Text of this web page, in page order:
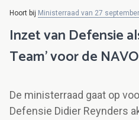
Hoort bij Ministerraad van 27
Inzet van Defensie
Team' voor de
De ministerraad gaat op
Defensie Didier Reynders